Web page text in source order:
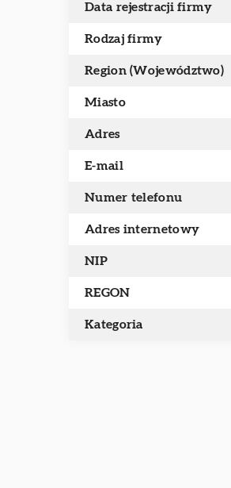
Data rejestracji firmy
Rodzaj firmy
Region (Województwo)
Miasto
Adres
E-mail
Numer telefonu
Adres internetowy
NIP
REGON
Kategoria